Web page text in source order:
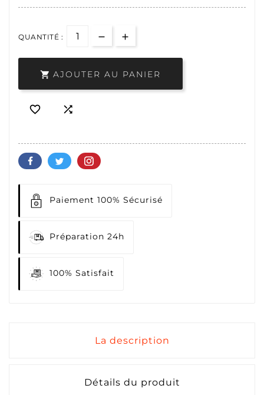
QUANTITÉ :
 AJOUTER AU PANIER
 
Paiement 100% Sécurisé
Préparation 24h
100% Satisfait
La description
Détails du produit